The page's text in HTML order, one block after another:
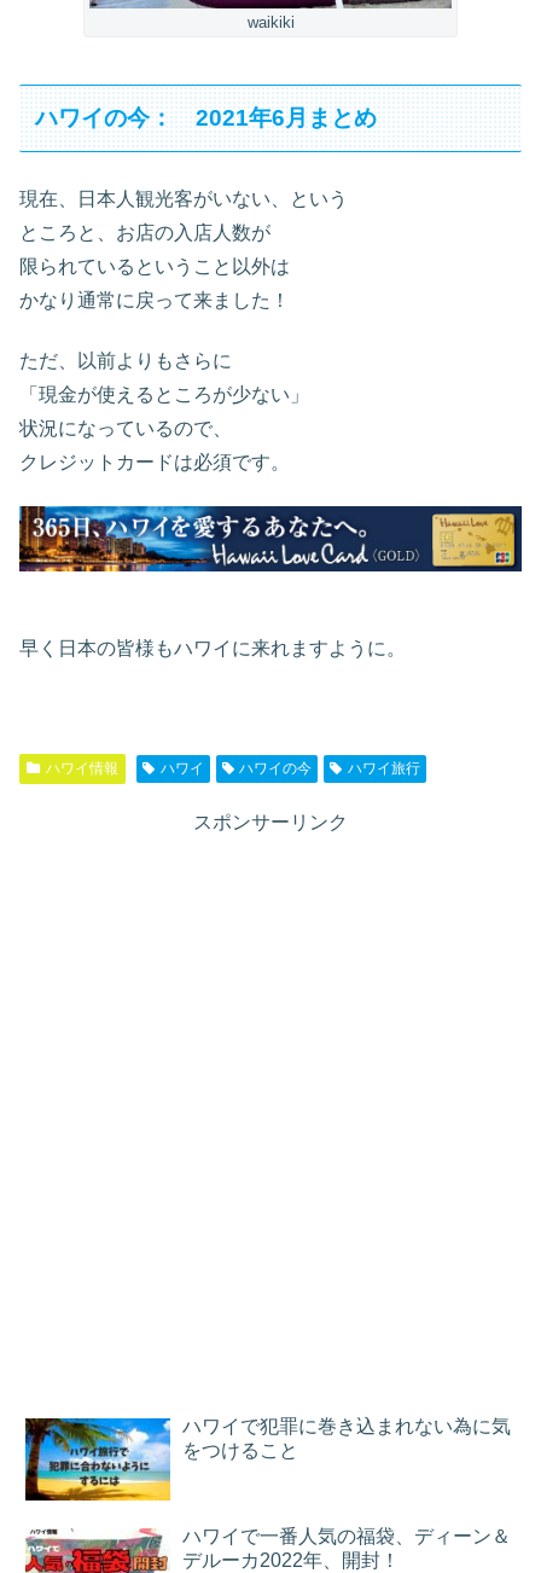
waikiki
ハワイの今： 2021年6月まとめ
現在、日本人観光客がいない、という
ところと、お店の入店人数が
限られているということ以外は
かなり通常に戻って来ました！
ただ、以前よりもさらに
「現金が使えるところが少ない」
状況になっているので、
クレジットカードは必須です。
早く日本の皆様もハワイに来れますように。
ハワイ情報 ハワイ ハワイの今 ハワイ旅行
スポンサーリンク
ハワイで犯罪に巻き込まれない為に気
をつけること
ハワイで一番人気の福袋、ディーン＆
デルーカ2022年、開封！